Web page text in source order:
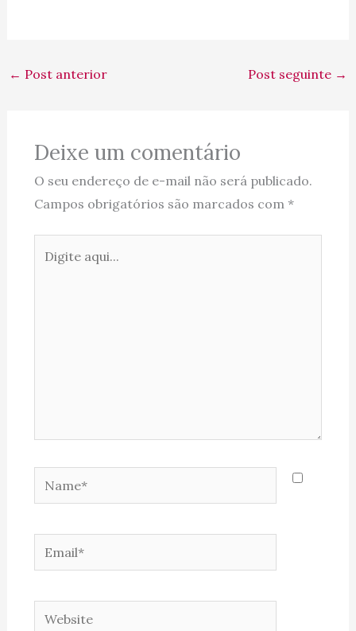
← Post anterior Post seguinte →
Deixe um comentário
O seu endereço de e-mail não será publicado.
Campos obrigatórios são marcados com *
aqui...
Website